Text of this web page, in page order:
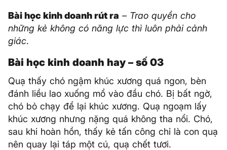
Bài học kinh doanh rút ra – Trao quyền cho
những kẻ không có năng lực thì luôn phải cảnh
giác.
Bài học kinh doanh hay – số 03
Quạ thấy chó ngậm khúc xương quá ngon, bèn
đánh liều lao xuống mổ vào đầu chó. Bị bất ngờ,
chó bỏ chạy để lại khúc xương. Quạ ngoạm lấy
khúc xương nhưng nặng quá không tha nổi. Chó,
sau khi hoàn hồn, thấy kẻ tấn công chỉ là con quạ
nên quay lại táp một cú, quạ chết tươi.